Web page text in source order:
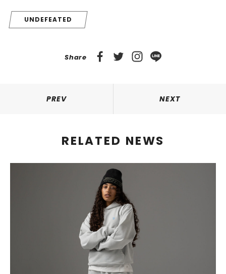
UNDEFEATED
Share
PREV NEXT
RELATED NEWS